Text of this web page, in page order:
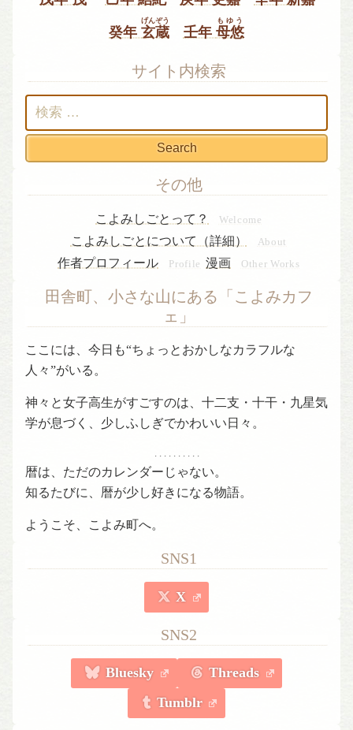
癸年玄蔵
げんぞう
壬年 母悠
もゆう
サイト内検索
索:
その他
こよみしごとって？ Welcome
こよみしごとについて（詳細） About
作者プロフィール Profile 漫画 Other Works
田舎町、小さな山にある「こよみカフ
ェ」
ここには、今日も“ちょっとおかしなカラフルな
人々”がいる。
神々と女子高生がすごすのは、十二支・十干・九星気
学が息づく、少しふしぎでかわいい日々。
. . . . . . . . . .
暦は、ただのカレンダーじゃない。
知るたびに、暦が少し好きになる物語。
ようこそ、こよみ町へ。
SNS1
X
SNS2
Bluesky
Threads
Tumblr